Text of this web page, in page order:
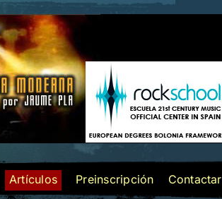
Artículos Preinscripción Contactar